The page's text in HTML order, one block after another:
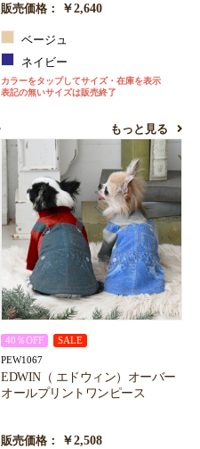
販売価格：
￥2,640
ベージュ
ネイビー
カラーをタップしてサイズ・在庫を表示
表記の無いサイズは販売終了
もっと見る
40％OFF SALE
PEW1067
EDWIN（ エドウィン）オーバー
オールプリントワンピース
販売価格： ￥2,508